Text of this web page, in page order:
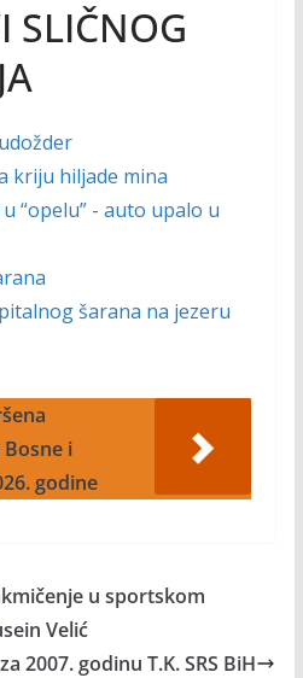
SLIČNOG
kriju hiljade mina
“opelu” - auto upalo u
šarana na jezeru
i
godine
u sportskom
Velić
2007. godinu T.K. SRS BiH